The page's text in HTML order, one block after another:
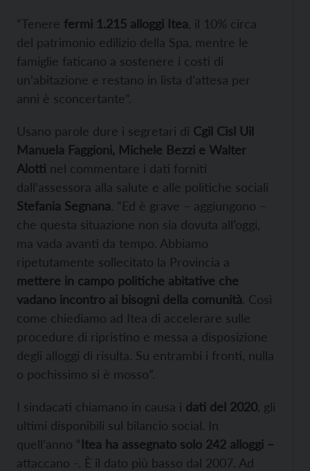
“Tenere fermi 1.215 alloggi Itea , il 10% circa
del patrimonio edilizio della Spa, mentre le
famiglie faticano a sostenere i costi di
un’abitazione e restano in lista d’attesa per
anni è sconcertante”.
Usano parole dure i segretari di Cgil Cisl Uil
Manuela Faggioni, Michele Bezzi e Walter
Alotti nel commentare i dati forniti
dall’assessora alla salute e alle politiche sociali
Stefania Segnana. “Ed è grave – aggiungono –
che questa situazione non sia dovuta all’oggi,
ma vada avanti da tempo. Abbiamo
ripetutamente sollecitato la Provincia a
mettere in campo politiche abitative che
vadano incontro ai bisogni della comunità. Così
come chiediamo ad Itea di accelerare sulle
procedure di ripristino e messa a disposizione
degli alloggi di risulta. Su entrambi i fronti, nulla
o pochissimo si è mosso”.
I sindacati chiamano in causa i dati del 2020 , gli
ultimi disponibili sul bilancio social. In
quell’anno “Itea ha assegnato solo 242 alloggi –
attaccano -. È il dato più basso dal 2007. Ad